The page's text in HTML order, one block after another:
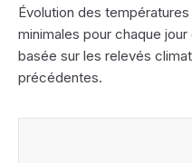
Évolution des
minimales pour chaque jour
basée sur les relevés
précédentes.